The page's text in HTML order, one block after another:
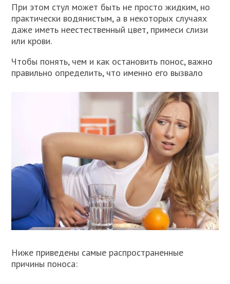
При этом стул может быть не просто жидким, но
практически водянистым, а в некоторых случаях
даже иметь неестественный цвет, примеси слизи
или крови.
Чтобы понять, чем и как остановить понос, важно
правильно определить, что именно его вызвало
Ниже приведены самые распространенные
причины поноса: